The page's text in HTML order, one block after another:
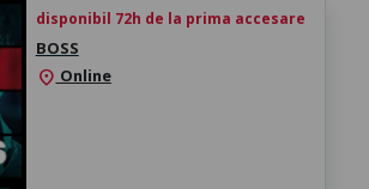
disponibil 72h de la prima accesare
BOSS
location_on Online